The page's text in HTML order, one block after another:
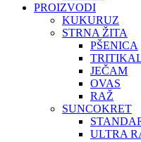
PROIZVODI
KUKURUZ
STRNA ŽITA
PŠENICA
JEČAM
OVAS
RAŽ
SUNCOKRET
ULTRA